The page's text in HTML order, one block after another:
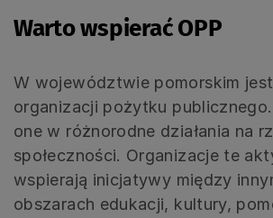
Warto wspierać OPP
W województwie pomorskim
organizacji pożytku
one w różnorodne działania na
społeczności. Organizacje te
wspierają inicjatywy między
obszarach edukacji, kultury,